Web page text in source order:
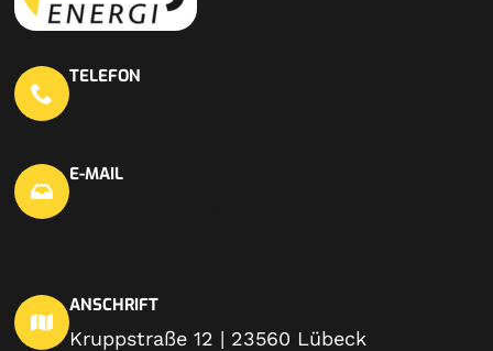
TELEFON
E-MAIL
ANSCHRIFT
Kruppstraße 12 | 23560 Lübeck